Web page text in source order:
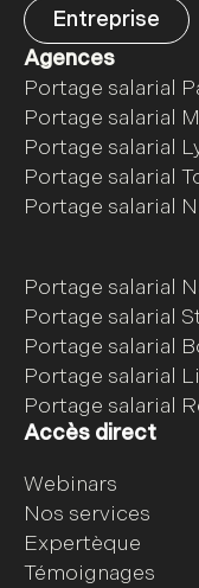
Entreprise
Agences
Portage salarial
Portage salarial
Portage salarial
Portage salarial
Portage salarial
Portage salarial
Portage salarial
Portage salarial
Portage salarial
Portage salarial
Accès direct
Webinars
Nos services
Expertèque
Témoignages